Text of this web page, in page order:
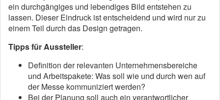
ein durchgängiges und lebendiges Bild entstehen zu
lassen. Dieser Eindruck ist entscheidend und wird nur zu
einem Teil durch das Design getragen.
Tipps für Aussteller:
Definition der relevanten Unternehmensbereiche
und Arbeitspakete: Was soll wie und durch wen auf
der Messe kommuniziert werden?
Bei der Planung soll auch ein verantwortlicher